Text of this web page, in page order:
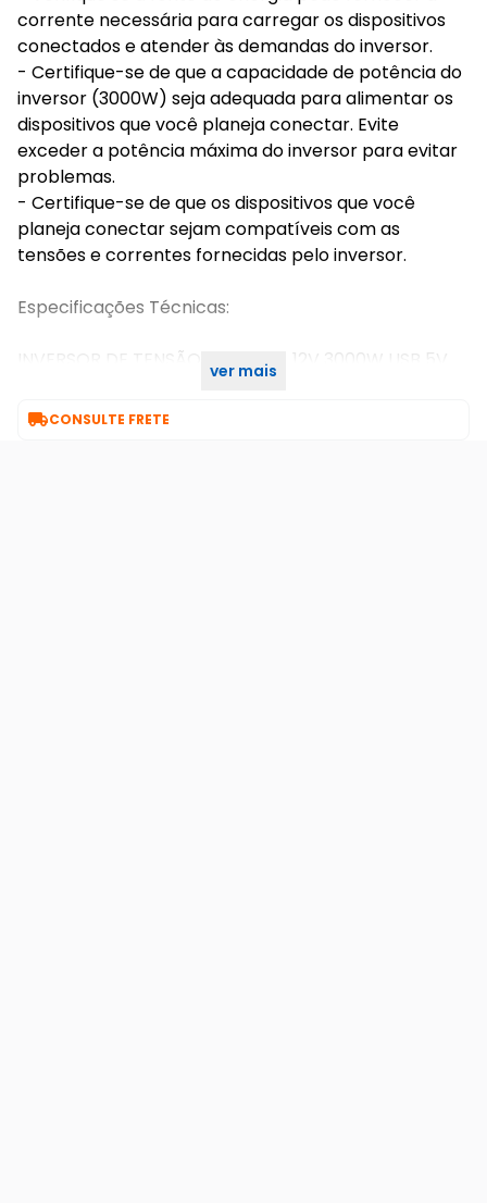
corrente necessária para carregar os dispositivos
conectados e atender às demandas do inversor.
- Certifique-se de que a capacidade de potência do
inversor (3000W) seja adequada para alimentar os
dispositivos que você planeja conectar. Evite
exceder a potência máxima do inversor para evitar
problemas.
- Certifique-se de que os dispositivos que você
planeja conectar sejam compatíveis com as
tensões e correntes fornecidas pelo inversor.
Especificações Técnicas:
INVERSOR DE TENSÃO SENOIDAL 12V 3000W USB 5V
ver mais
CONSULTE FRETE